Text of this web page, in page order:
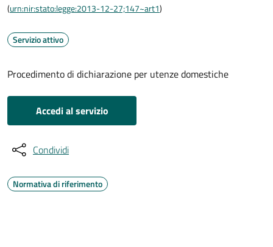
(urn:nir:stato:legge:2013-12-27;147~art1)
Servizio attivo
Procedimento di dichiarazione per utenze domestiche
Accedi al servizio
Condividi
Normativa di riferimento